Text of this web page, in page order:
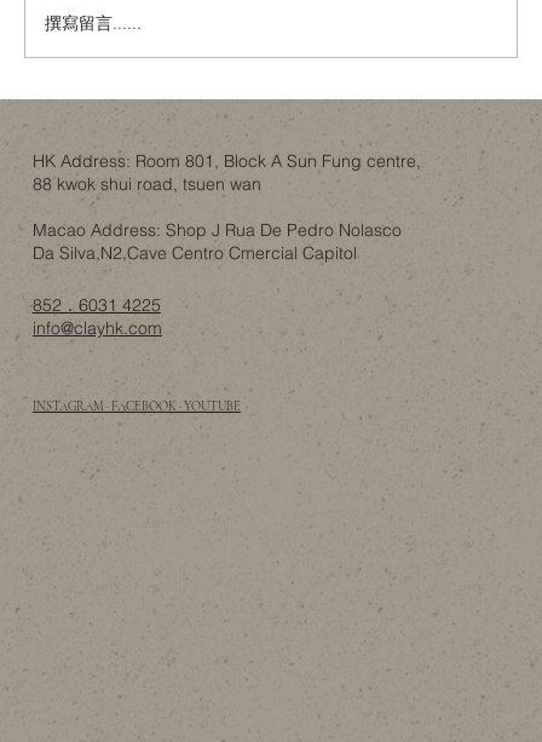
金色內櫳、經典建築與「文化破壞」：翻
新工程如何不淪為政治騷？
撰寫留言......
HK Address: Room 801, Block A Sun Fung centre,
88 kwok shui road, tsuen wan
Macao Address: Shop J Rua De Pedro Nolasco
Da Silva,N2,Cave Centro Cmercial Capitol
852．6031 4225
info@clayhk.com
INSTAGRAM · FACEBOOK · YOUTUBE